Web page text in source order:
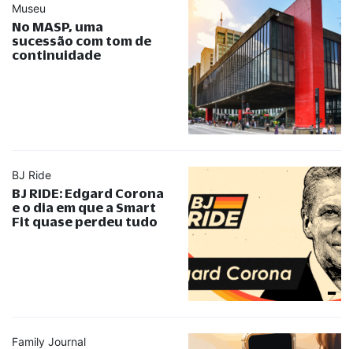
Museu
No MASP, uma
sucessão com tom de
continuidade
BJ Ride
BJ RIDE: Edgard Corona
e o dia em que a Smart
Fit quase perdeu tudo
Family Journal